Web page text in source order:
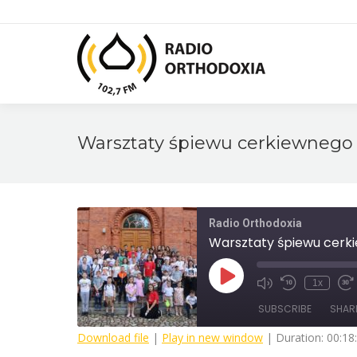
Warsztaty śpiewu cerkiewnego
Radio Orthodoxia
Warsztaty śpiewu
Play
Episode Mute/Unmute
Rewind
Seconds
1x
30
SUBSCRIBE
Download file | Play in new window | Duration: